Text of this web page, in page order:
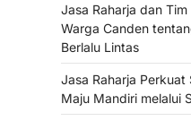
Jasa Raharja dan
Warga Canden
Berlalu Lintas
Jasa Raharja Perkuat
Maju Mandiri melalui